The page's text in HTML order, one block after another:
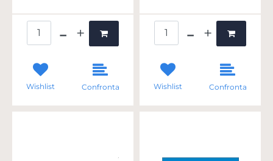
Wishlist Confronta Wishlist Confronta